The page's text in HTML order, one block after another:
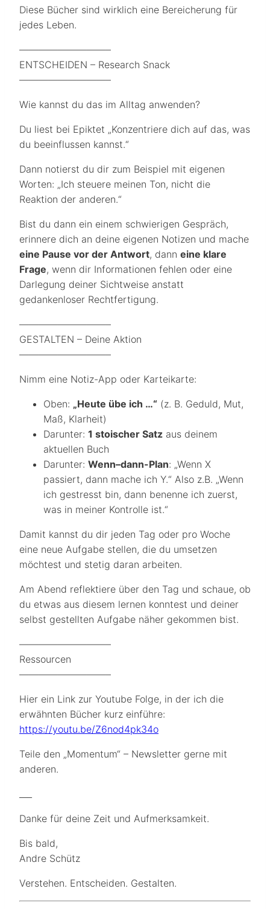
Diese Bücher sind wirklich eine Bereicherung für
jedes Leben.
—————————–
ENTSCHEIDEN – Research Snack
—————————–
Wie kannst du das im Alltag anwenden?
Du liest bei Epiktet „Konzentriere dich auf das, was
du beeinflussen kannst.“
Dann notierst du dir zum Beispiel mit eigenen
Worten: „Ich steuere meinen Ton, nicht die
Reaktion der anderen.“
Bist du dann ein einem schwierigen Gespräch,
erinnere dich an deine eigenen Notizen und mache
eine Pause vor der Antwort, dann eine klare
Frage, wenn dir Informationen fehlen oder eine
Darlegung deiner Sichtweise anstatt
gedankenloser Rechtfertigung.
—————————–
GESTALTEN – Deine Aktion
—————————–
Nimm eine Notiz-App oder Karteikarte:
Oben: „Heute übe ich …“ (z. B. Geduld, Mut,
Maß, Klarheit)
Darunter: 1 stoischer Satz aus deinem
aktuellen Buch
Darunter: Wenn–dann-Plan: „Wenn X
passiert, dann mache ich Y.“ Also z.B. „Wenn
ich gestresst bin, dann benenne ich zuerst,
was in meiner Kontrolle ist.“
Damit kannst du dir jeden Tag oder pro Woche
eine neue Aufgabe stellen, die du umsetzen
möchtest und stetig daran arbeiten.
Am Abend reflektiere über den Tag und schaue, ob
du etwas aus diesem lernen konntest und deiner
selbst gestellten Aufgabe näher gekommen bist.
—————————–
Ressourcen
—————————–
Hier ein Link zur Youtube Folge, in der ich die
erwähnten Bücher kurz einführe:
https://youtu.be/Z6nod4pk34o
Teile den „Momentum“ – Newsletter gerne mit
anderen.
Danke für deine Zeit und Aufmerksamkeit.
Bis bald,
Andre Schütz
Verstehen. Entscheiden. Gestalten.